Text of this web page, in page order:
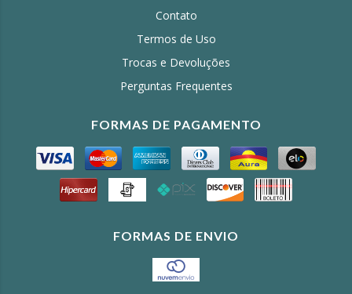
Contato
Termos de Uso
Trocas e Devoluções
Perguntas Frequentes
FORMAS DE PAGAMENTO
FORMAS DE ENVIO